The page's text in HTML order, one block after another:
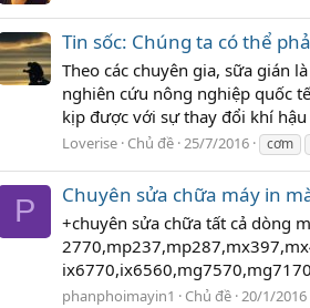
Tin sốc: Chúng ta có thể
Theo các chuyên gia, sữa gián
nghiên cứu nông nghiệp quốc
kịp được với sự thay đổi khí
Loverise Chủ đề 25/7/2016 cơm
P Chuyên sửa chữa máy in
+chuyên sửa chữa tất cả dòng
phanphoimayin1 Chủ đề 20/1/2016